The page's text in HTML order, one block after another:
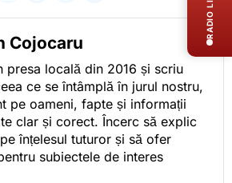
Cojocaru
presa locală din 2016 și scriu
ce se întâmplă în jurul nostru,
pe oameni, fapte și informații
clar și corect. Încerc să explic
înțelesul tuturor și să ofer
subiectele de interes
RADIO LIVE